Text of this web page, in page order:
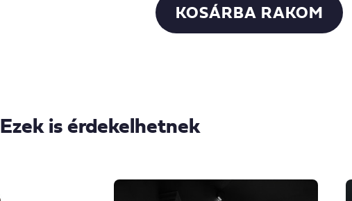
KOSÁRBA RAKOM
Ezek is érdekelhetnek